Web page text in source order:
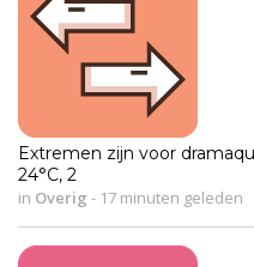
Extremen zijn voor
24°C, 2
in Overig - 17 minuten geleden